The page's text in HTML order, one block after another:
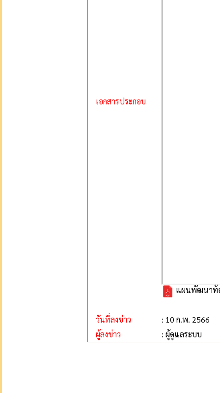
เอกสารประกอบ
แผนพัฒนาท้อ
วันที่ลงข่าว
: 10 ก.พ. 2566
ผู้ลงข่าว
: ผู้ดูแลระบบ